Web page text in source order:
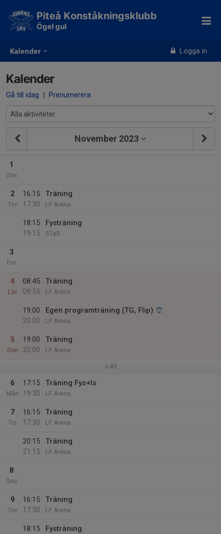
Kalender Logga in
Piteå Konståkningsklubb
Ögel gul
Kalender
Gå till idag | Prenumerera
November 2023
1
Ons
2
Tor
16:15
17:30
Träning
LF Arena
18:15
19:15
Fysträning
STaR
3
Fre
4
Lör
08:45
09:55
Träning
LF Arena
19:00
20:00
Egen programträning (TG, Flip)
LF Arena
5
Sön
19:00
20:00
Träning
LF Arena
v.45
6
Mån
17:15
19:30
Träning Fys+Is
LF Arena
7
Tis
16:15
17:30
Träning
LF Arena
20:15
21:15
Träning
LF Arena
8
Ons
9
Tor
16:15
17:30
Träning
LF Arena
18:15
Fysträning